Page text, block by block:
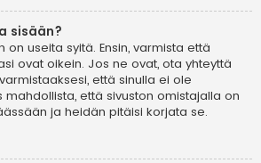
sisään?
useita syitä. Ensin, varmista että
ovat oikein. Jos ne ovat, ota yhteyttä
että sinulla ei ole
mahdollista, että sivuston omistajalla on
ja heidän pitäisi korjata se.